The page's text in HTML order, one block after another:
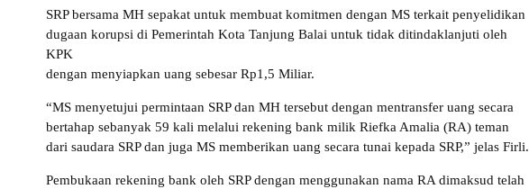
SRP bersama MH sepakat untuk membuat komitmen dengan MS terkait penyelidikan
dugaan korupsi di Pemerintah Kota Tanjung Balai untuk tidak ditindaklanjuti oleh
KPK
dengan menyiapkan uang sebesar Rp1,5 Miliar.
“MS menyetujui permintaan SRP dan MH tersebut dengan mentransfer uang secara
bertahap sebanyak 59 kali melalui rekening bank milik Riefka Amalia (RA) teman
dari saudara SRP dan juga MS memberikan uang secara tunai kepada SRP,” jelas Firli.
Pembukaan rekening bank oleh SRP dengan menggunakan nama RA dimaksud telah